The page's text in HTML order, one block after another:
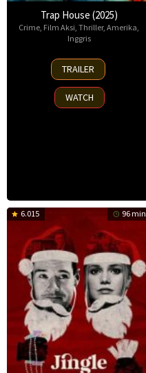
Trap House (2025)
Crime, Film Aksi, Thriller, Amerika,
Inggris
14
Nov
2025
TRAILER
WATCH
6.015 96 min